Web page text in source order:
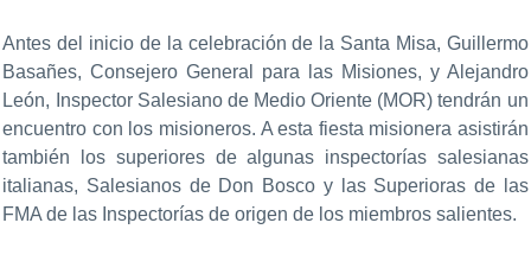
Antes del inicio de la celebración de la Santa Misa, Guillermo
Basañes, Consejero General para las Misiones, y Alejandro
León, Inspector Salesiano de Medio Oriente (MOR) tendrán un
encuentro con los misioneros. A esta fiesta misionera asistirán
también los superiores de algunas inspectorías salesianas
italianas, Salesianos de Don Bosco y las Superioras de las
FMA de las Inspectorías de origen de los miembros salientes.